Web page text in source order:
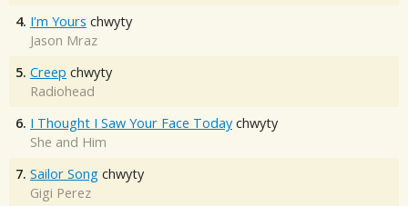
4. I'm Yours chwyty
Jason Mraz
5. Creep chwyty
Radiohead
6. I Thought I Saw Your Face Today chwyty
She and Him
7. Sailor Song chwyty
Gigi Perez